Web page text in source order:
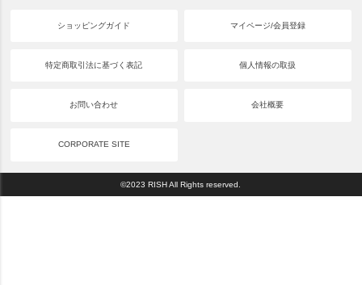
ショッピングガイド マイページ/会員登録
特定商取引法に基づく表記 個人情報の取扱
お問い合わせ 会社概要
CORPORATE SITE
©2023 RISH All Rights reserved.